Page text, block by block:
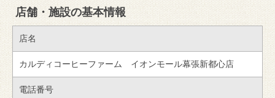
店舗・施設の基本情報
店名
カルディコーヒーファーム イオンモール幕張新都心店
電話番号